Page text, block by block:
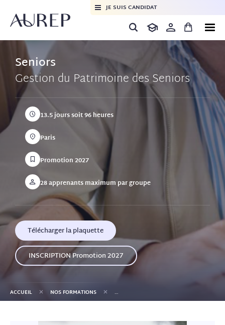
JE SUIS CANDIDAT
Seniors
Gestion du Patrimoine des Seniors
13.5 jours soit96 heures
Paris
Promotion 2027
28 apprenants maximum par groupe
Télécharger la plaquette
INSCRIPTION Promotion 2027
ACCUEIL + NOS FORMATIONS + GPS « GESTION DU PATRIMOINE DES